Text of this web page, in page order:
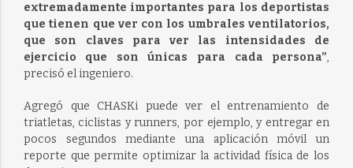
extremadamente importantes para los deportistas
que tienen que ver con los umbrales ventilatorios,
que son claves para ver las intensidades de
ejercicio que son únicas para cada persona”,
precisó el ingeniero.
Agregó que CHASKi puede ver el entrenamiento de
triatletas, ciclistas y runners, por ejemplo, y entregar en
pocos segundos mediante una aplicación móvil un
reporte que permite optimizar la actividad física de los